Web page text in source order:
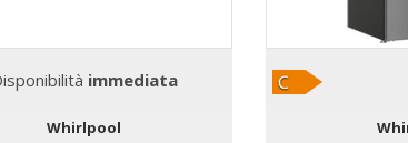
immediata
Whirlpool